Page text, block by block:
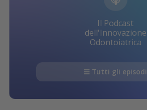
Il Podcast
dell'Innovazione
Odontoiatrica
Tutti gli episodi